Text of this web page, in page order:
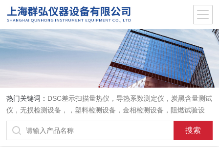
热门关键词： DSC差示扫描量热仪，导热系数测定仪，炭黑含量测试
仪，无损检测设备，，塑料检测设备，金相检测设备，阻燃试验设
备，耐环境老化设备，金属检测设备，量具量仪